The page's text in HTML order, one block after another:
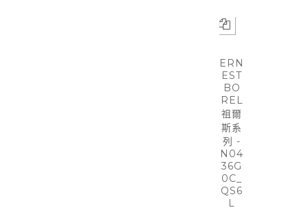
ERN
EST
BO
REL
祖爾
斯系
列 -
N04
36G
0C_
QS6
L